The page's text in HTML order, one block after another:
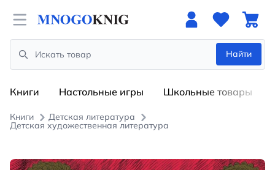
Open menu
Search
Найти
Книги Настольные игры Школьные товары
Книги Детская литература
Детская художественная литература